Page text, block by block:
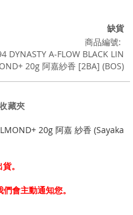
缺貨
商品編號
DYNASTY A-FLOW BLACK LIN
20g 阿嘉紗香 [2BA] (BOS)
藏夾
20g 阿嘉 紗香 (Sayaka
。
會主動通知您。